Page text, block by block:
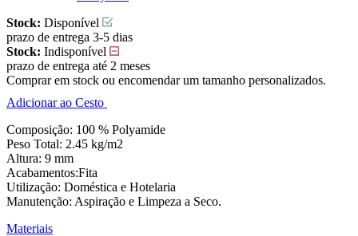
Stock: Disponível
prazo de entrega 3-5 dias
Stock: Indisponível
prazo de entrega até 2 meses
Comprar em stock ou encomendar um tamanho personalizados.
Adicionar ao Cesto
Composição: 100 % Polyamide
Peso Total: 2.45 kg/m2
Altura: 9 mm
Acabamentos:Fita
Utilização: Doméstica e Hotelaria
Manutenção: Aspiração e Limpeza a Seco.
Materiais